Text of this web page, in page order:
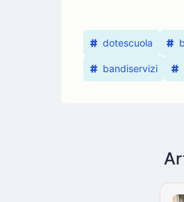
dotescuola
bandiservizi